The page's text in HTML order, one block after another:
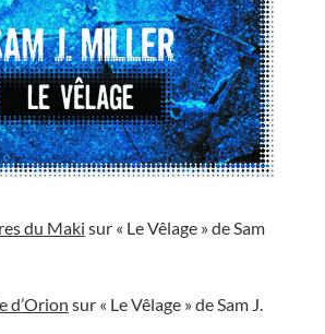
du Maki sur « Le Vêlage » de Sam
d’Orion sur « Le Vêlage » de Sam J.